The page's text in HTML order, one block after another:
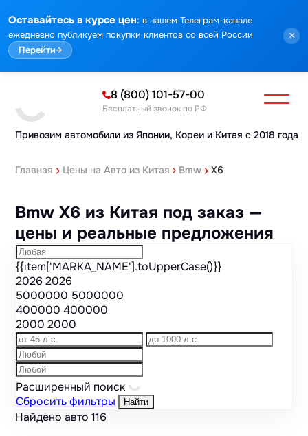
Оставайтесь в курсе цен: в нашем Телеграм-канале
ежедневно публикуем покупки клиентов со всей России
Перейти→
×
Привозим автомобили из Японии, Кореи и Китая с 2018 года
8 (800) 101-57-00
Бесплатный звонок по РФ
Главная Цены на Авто из Китая Bmw X6
Bmw X6 из Китая под заказ —
цены и реальные предложения
{{item['MARKA_NAME'].toUpperCase()}}
20262026
5000000 5000000
400000400000
20002000
Расширенный поиск
Сбросить фильтры
Найти
Найдено авто116